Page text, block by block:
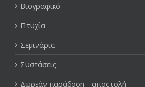
Βιογραφικό
Πτυχία
Σεμινάρια
Συστάσεις
Δωρεάν παράδοση – αποστολή